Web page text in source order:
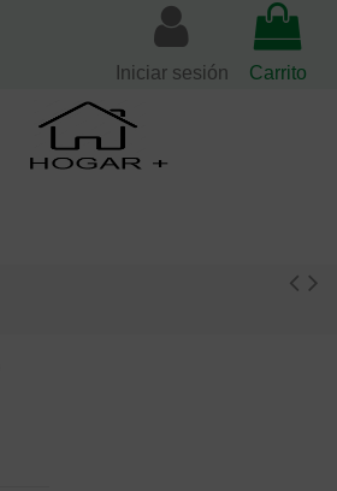
Iniciar sesión Carrito